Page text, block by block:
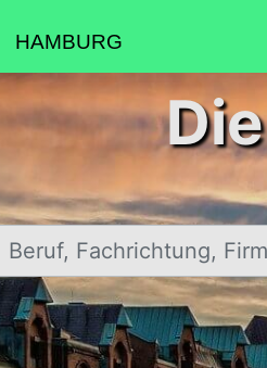
HAMBURG
Beruf, Fachrichtung, Firma